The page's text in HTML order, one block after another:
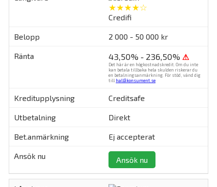
★★★★☆
Credifi
2 000 - 50 000 kr
43,50% - 236,50% ⚠
Det här är en högkostnadskredit. Om du inte
kan betala tillbaka hela skulden riskerar du
en betalningsanmärkning. För stöd, vänd dig
till hallåkonsument.se
Creditsafe
Direkt
Ej accepterat
Ansök nu